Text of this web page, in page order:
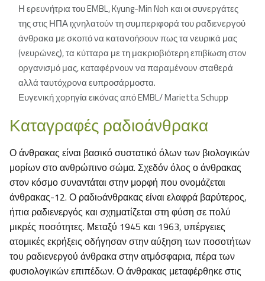
Η ερευνήτρια του EMBL, Kyung-Min Noh και οι συνεργάτες
της στις ΗΠΑ ιχνηλατούν τη συμπεριφορά του ραδιενεργού
άνθρακα με σκοπό να κατανοήσουν πως τα νευρικά μας
(νευρώνες), τα κύτταρα με τη μακριοβιότερη επιβίωση στον
οργανισμό μας, καταφέρνουν να παραμένουν σταθερά
αλλά ταυτόχρονα ευπροσάρμοστα.
Ευγενική χορηγία εικόνας από EMBL/ Marietta Schupp
Καταγραφές ραδιοάνθρακα
Ο άνθρακας είναι βασικό συστατικό όλων των βιολογικών
μορίων στο ανθρώπινο σώμα. Σχεδόν όλος ο άνθρακας
στον κόσμο συναντάται στην μορφή που ονομάζεται
άνθρακας-12. Ο ραδιoάνθρακας είναι ελαφρά βαρύτερος,
ήπια ραδιενεργός και σχηματίζεται στη φύση σε πολύ
μικρές ποσότητες. Μεταξύ 1945 και 1963, υπέργειες
ατομικές εκρήξεις οδήγησαν στην αύξηση των ποσοτήτων
του ραδιενεργού άνθρακα στην ατμόσφαρια, πέρα των
φυσιολογικών επιπέδων. Ο άνθρακας μεταφέρθηκε στις